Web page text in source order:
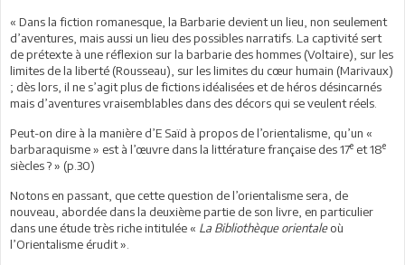
« Dans la fiction romanesque, la Barbarie devient un lieu, non seulement
d’aventures, mais aussi un lieu des possibles narratifs. La captivité sert
de prétexte à une réflexion sur la barbarie des hommes (Voltaire), sur les
limites de la liberté (Rousseau), sur les limites du cœur humain (Marivaux)
; dès lors, il ne s’agit plus de fictions idéalisées et de héros désincarnés
mais d’aventures vraisemblables dans des décors qui se veulent réels.
Peut-on dire à la manière d’E Saïd à propos de l’orientalisme, qu’un «
barbaraquisme » est à l’œuvre dans la littérature française des 17e et 18e
siècles ? » (p.30)
Notons en passant, que cette question de l’orientalisme sera, de
nouveau, abordée dans la deuxième partie de son livre, en particulier
dans une étude très riche intitulée « La Bibliothèque orientaleoù
l’Orientalisme érudit ».